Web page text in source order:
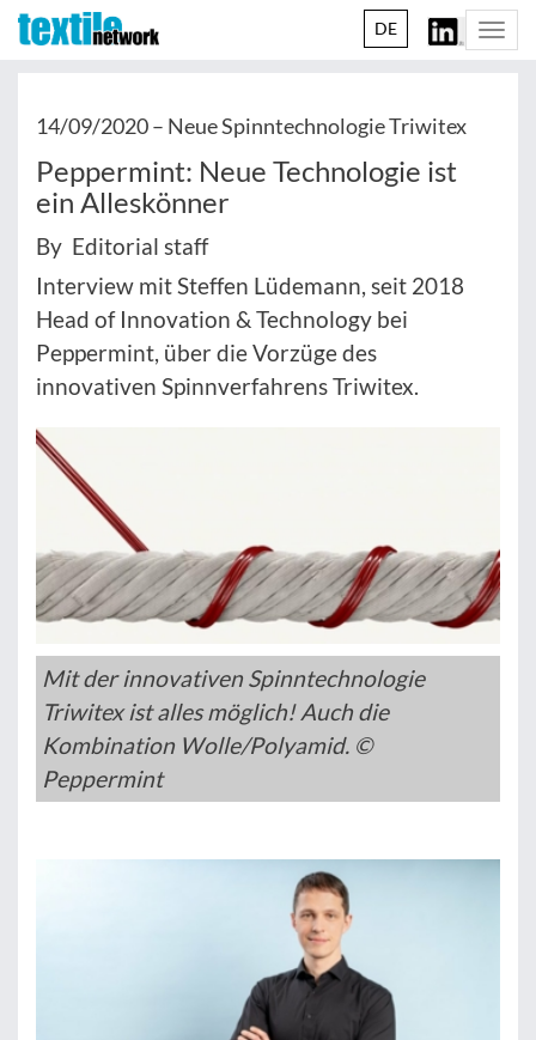
DE
14/09/2020 – Neue Spinntechnologie Triwitex
Peppermint: Neue Technologie ist
ein Alleskönner
By Editorial staff
Interview mit Steffen Lüdemann, seit 2018
Head of Innovation & Technology bei
Peppermint, über die Vorzüge des
innovativen Spinnverfahrens Triwitex.
Mit der innovativen Spinntechnologie
Triwitex ist alles möglich! Auch die
Kombination Wolle/Polyamid. ©
Peppermint